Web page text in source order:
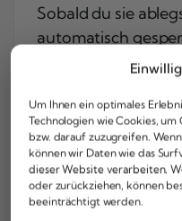
Um Ihnen ein optimales
Technologien wie Cookies,
bzw. darauf zuzugreifen.
können wir Daten wie das
dieser Website verarbeiten.
oder zurückziehen, können
beeinträchtigt werden.
Sobald du sie
automatisch
den Kenncode alle
durchgehend
niemand anderes
kann, selbst wenn
nimmt.